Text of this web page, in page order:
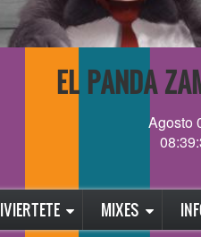
EL PANDA
Agosto
MIXES